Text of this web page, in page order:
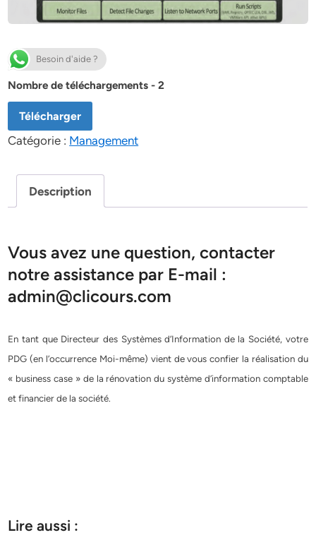
Besoin d'aide ?
Nombre de téléchargements - 2
Télécharger
Catégorie : Management
Description
Vous avez une question, contacter
notre assistance par E-mail :
admin@clicours.com
En tant que Directeur des Systèmes d’Information de la Société, votre
PDG (en l’occurrence Moi-même) vient de vous confier la réalisation du
« business case » de la rénovation du système d’information comptable
et financier de la société.
Lire aussi :